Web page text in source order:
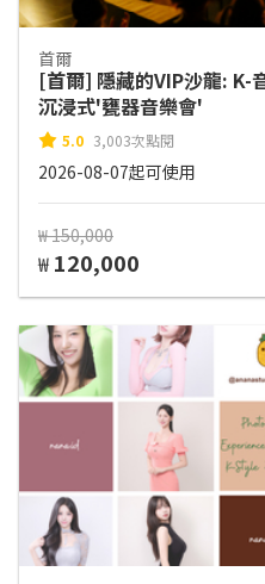
首爾
[首爾] 隱藏的VIP沙龍: K-
沉浸式'甕器音樂會'
5.0 3,003次點閱
2026-08-07起可使用
₩ 150,000
₩ 120,000